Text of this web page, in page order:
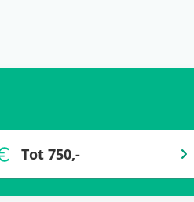
Tot 750,-